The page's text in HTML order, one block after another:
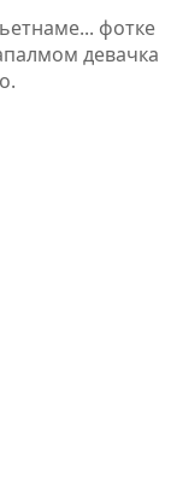
фотке
девачка